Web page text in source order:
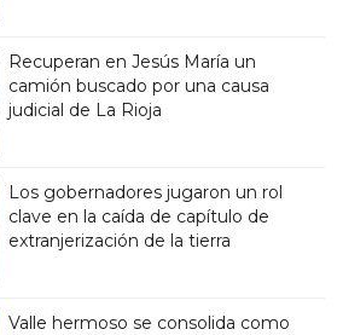
Recuperan en Jesús María un
camión buscado por una causa
judicial de La Rioja
Los gobernadores jugaron un rol
clave en la caída de capítulo de
extranjerización de la tierra
Valle hermoso se consolida como